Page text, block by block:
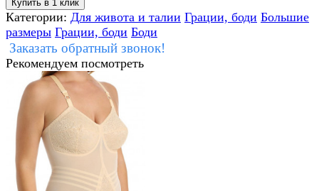
Категории: Для живота и талии Грации, боди Большие
размеры Грации, боди Боди
Заказать обратный звонок!
Рекомендуем посмотреть